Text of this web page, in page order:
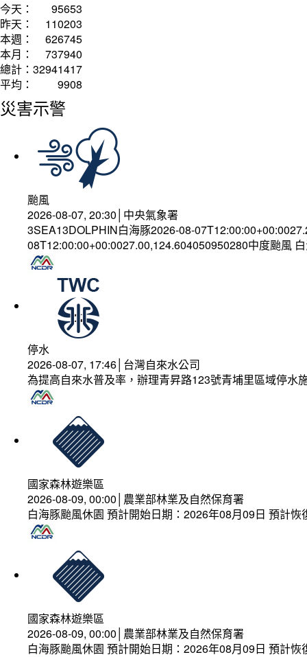
今天：
95653
昨天：
110203
本週：
626745
本月：
737940
總計： 32941417
平均：
9908
災害示警
颱風
2026-08-07, 20:30│中央氣象署
3SEA13DOLPHIN白海豚2026-08-
08T12:00:00+00:0027.00,124.604050950280中度颱風
停水
2026-08-07, 17:46│台灣自來水公司
為提高自來水普及率，辦理青昇路123號青埔里區域停水
國家森林遊樂區
2026-08-09, 00:00│農業部林業及自然保育署
白海豚颱風休園 預計開始日期：2026年08月09日 預計
國家森林遊樂區
2026-08-09, 00:00│農業部林業及自然保育署
白海豚颱風休園 預計開始日期：2026年08月09日 預計